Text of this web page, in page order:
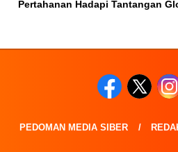
Pertahanan Hadapi Tantangan
PEDOMAN MEDIA SIBER